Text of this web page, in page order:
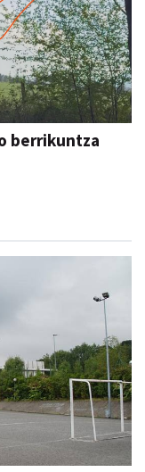
berrikuntza